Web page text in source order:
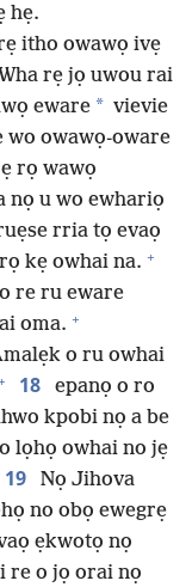
hẹ.
itho owawọ ivẹ
rẹ jọ uwou rai
eware * vievie
wo owawọ-oware
rọ wawọ
nọ u wo ewhariọ
rria tọ evaọ
kẹ owhai na. +
re ru eware
oma. +
o ru owhai
18
epanọ o ro
kpobi nọ a be
lọhọ owhai no jẹ
19
Nọ Jihova
no obọ ewegrẹ
ẹkwotọ nọ
re o jọ orai nọ